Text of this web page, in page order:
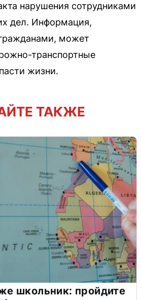
нарушения сотрудниками
дел. Информация,
может
транспортные
жизни.
ТАКЖЕ
школьник: пройдите